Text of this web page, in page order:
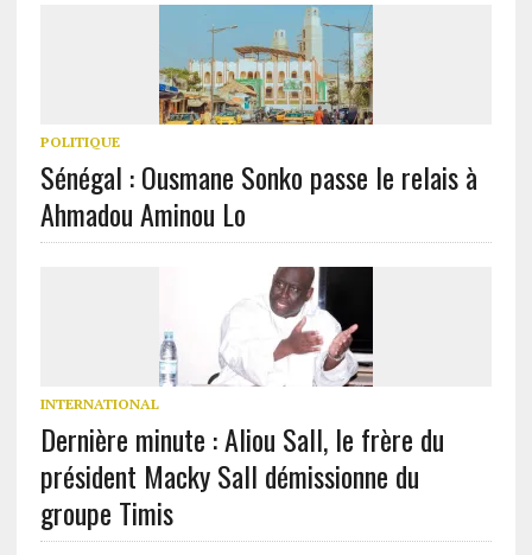
POLITIQUE
Sénégal : Ousmane Sonko passe le relais à
Ahmadou Aminou Lo
INTERNATIONAL
Dernière minute : Aliou Sall, le frère du
président Macky Sall démissionne du
groupe Timis